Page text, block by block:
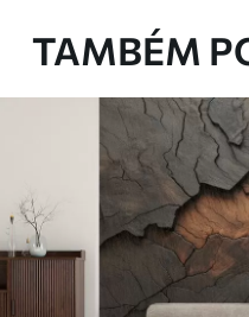
verniz e/ou adesivo para
uma esponja macia.
ser limpos com água.
TAMBÉM